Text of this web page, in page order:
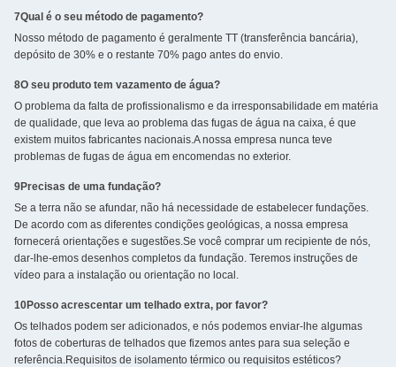
7Qual é o seu método de pagamento?
Nosso método de pagamento é geralmente TT (transferência bancária),
depósito de 30% e o restante 70% pago antes do envio.
8O seu produto tem vazamento de água?
O problema da falta de profissionalismo e da irresponsabilidade em matéria
de qualidade, que leva ao problema das fugas de água na caixa, é que
existem muitos fabricantes nacionais.A nossa empresa nunca teve
problemas de fugas de água em encomendas no exterior.
9Precisas de uma fundação?
Se a terra não se afundar, não há necessidade de estabelecer fundações.
De acordo com as diferentes condições geológicas, a nossa empresa
fornecerá orientações e sugestões.Se você comprar um recipiente de nós,
dar-lhe-emos desenhos completos da fundação. Teremos instruções de
vídeo para a instalação ou orientação no local.
10Posso acrescentar um telhado extra, por favor?
Os telhados podem ser adicionados, e nós podemos enviar-lhe algumas
fotos de coberturas de telhados que fizemos antes para sua seleção e
referência.Requisitos de isolamento térmico ou requisitos estéticos?